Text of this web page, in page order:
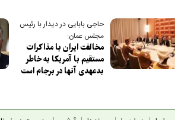
حاجی بابایی در دیدار با رئیس
مجلس عمان:
مخالفت ایران با مذاکرات
مستقیم با آمریکا به خاطر
بدعهدی آنها در برجام است
با ما درباره ما پیوندها آرشیو عضویت در